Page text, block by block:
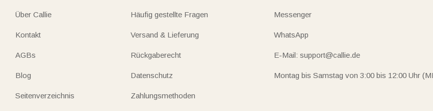
Über Callie
Kontakt
AGBs
Blog
Seitenverzeichnis
Häufig gestellte Fragen
Versand & Lieferung
Rückgaberecht
Datenschutz
Zahlungsmethoden
Messenger
WhatsApp
E-Mail: support@callie.de
Montag bis Samstag von 3:00 bis 12:00 Uhr